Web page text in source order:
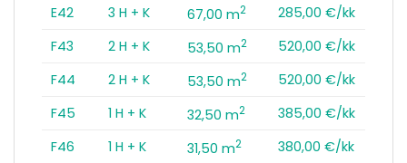
E42
3 H + K 67,00 m2
285,00 €/kk
F43
2 H + K 53,50 m2
520,00 €/kk
F44
2 H + K 53,50 m2
520,00 €/kk
F45
1 H + K 32,50 m2
385,00 €/kk
F46
1 H + K 31,50 m2
380,00 €/kk